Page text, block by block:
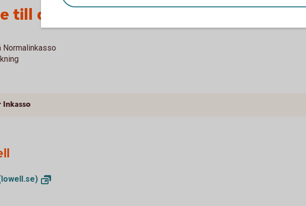
till dig som är kund hos oss
Normalinkasso
Inkasso